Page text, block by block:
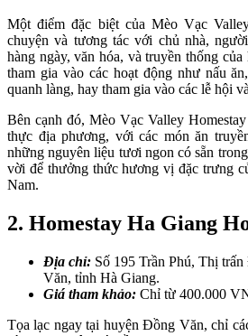
Một điểm đặc biệt của Mèo Vạc
chuyện và tương tác với chủ nhà,
hàng ngày, văn hóa, và truyền thống
tham gia vào các hoạt động như nấu
quanh làng, hay tham gia vào các lễ hội
Bên cạnh đó, Mèo Vạc Valley
thực địa phương, với các món ăn
những nguyên liệu tươi ngon có sẵn
vời để thưởng thức hương vị đặc trưng
Nam.
2. Homestay Ha Giang
Địa chỉ: Số 195 Trần Phú, Thị
Văn, tỉnh Hà Giang.
Giá tham khảo: Chỉ từ 400.000
Tọa lạc ngay tại huyện Đồng Văn, chỉ